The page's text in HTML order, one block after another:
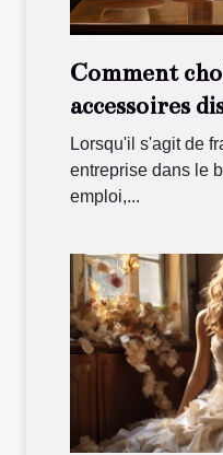
Comment
accessoires
élégants
d'embauche
Lorsqu'il s'agit de
entreprise dans le
emploi,...